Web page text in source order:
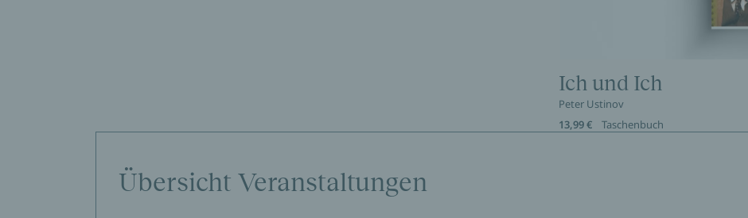
Ich und Ich
Peter Ustinov
13,99 €
Taschenbuch
Übersicht Veranstaltungen